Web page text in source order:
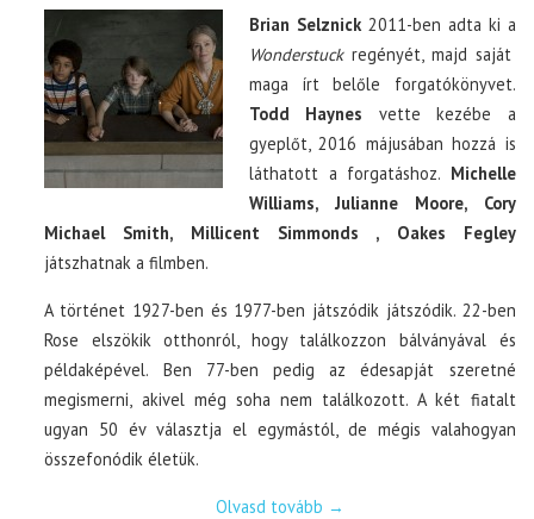
Brian Selznick2011-ben adta ki a
Wonderstuckregényét, majd saját
maga írt belőle forgatókönyvet.
Todd Haynes vette kezébe a
gyeplőt, 2016 májusában hozzá is
láthatott a forgatáshoz. Michelle
Williams, Julianne Moore, Cory
Michael Smith, Millicent Simmonds , Oakes Fegley
játszhatnak a filmben.
A történet 1927-ben és 1977-ben játszódik játszódik. 22-ben
Rose elszökik otthonról, hogy találkozzon bálványával és
példaképével. Ben 77-ben pedig az édesapját szeretné
megismerni, akivel még soha nem találkozott. A két fiatalt
ugyan 50 év választja el egymástól, de mégis valahogyan
összefonódik életük.
Olvasd tovább →